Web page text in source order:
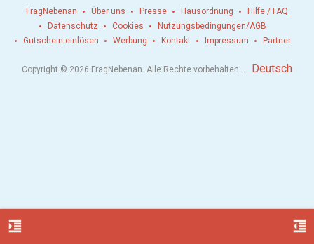
format_indent_increase format_indent_decrease
FragNebenan Über uns Presse Hausordnung
Hilfe / FAQ
Datenschutz
Cookies
Nutzungsbedingungen/AGB
Gutschein einlösen
Werbung Kontakt Impressum Partner
Copyright © 2026 FragNebenan. Alle Rechte vorbehalten . Deutsch